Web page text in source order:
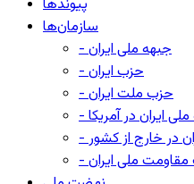
پیوندها
سازمان‌ها
- جبهه ملی ایران
- حزب ایران
- حزب ملت ایران
ایران در آمریکا
در خارج از کشور
ملی ایران